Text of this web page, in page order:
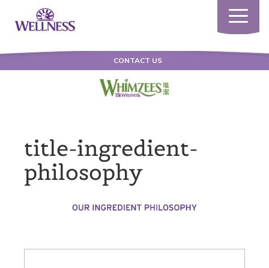
Toggle
CONTACT US
title-ingredient-
philosophy